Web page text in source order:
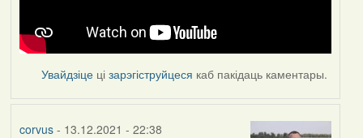
Увайдзіце цізарэгіструйцеся каб пакідаць каментары.
corvus- 13.12.2021 - 22:38